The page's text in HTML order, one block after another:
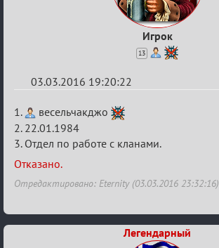
Игрок
13
03.03.2016 19:20:22
Re:
Заявки
в
Авторитеты²
1.
весельчакджо
2. 22.01.1984
3. Отдел по работе с кланами.
Отказано.
Отредактировано: Eternity (03.03.2016 23:32:16)
Легендарный